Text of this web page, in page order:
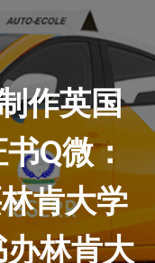
作英国
Q微：
肯大学
林肯大